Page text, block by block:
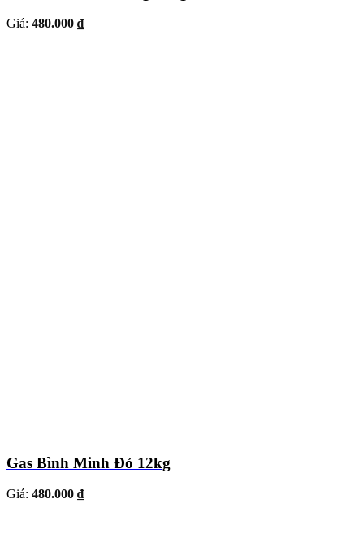
Giá: 480.000 ₫
Gas Bình Minh Đỏ 12kg
Giá: 480.000 ₫